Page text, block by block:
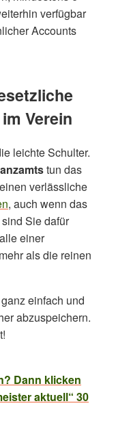
verfügbar
Accounts
Verein
leichte Schulter.
tun das
verlässliche
, auch wenn das
Sie dafür
einer
als die reinen
einfach und
abzuspeichern.
Dann klicken
aktuell“ 30